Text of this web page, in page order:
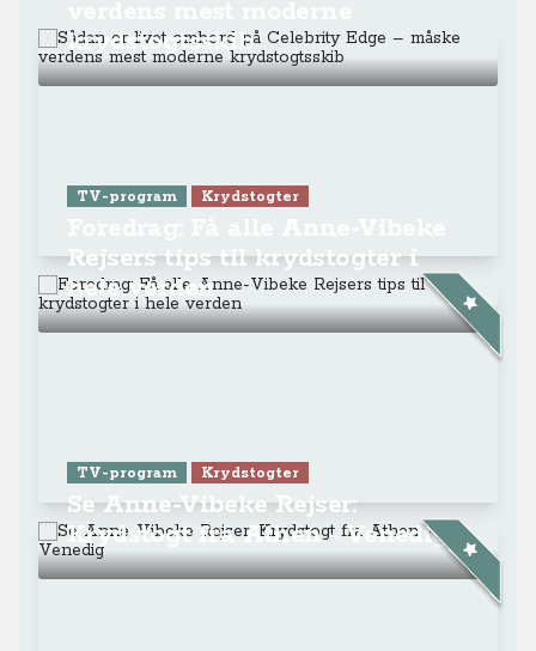
krydstogtsskib
TV-program Krydstogter
Rejsers tips til krydstogter i
hele verden
TV-program Krydstogter
Se Anne-Vibeke Rejser:
Krydstogt fra Athen - Venedig